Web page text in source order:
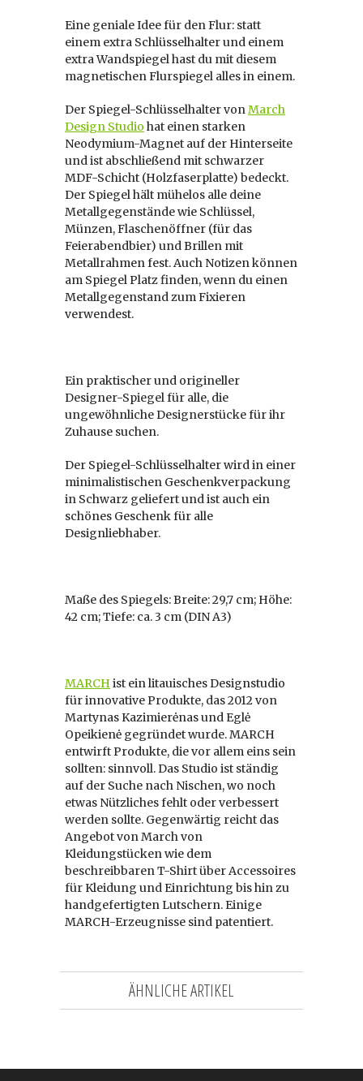
Eine geniale Idee für den Flur: statt
einem extra Schlüsselhalter und einem
extra Wandspiegel hast du mit diesem
magnetischen Flurspiegel alles in einem.
Der Spiegel-Schlüsselhalter vonMarch
Design Studio hat einen starken
Neodymium-Magnet auf der Hinterseite
und ist abschließend mit schwarzer
MDF-Schicht (Holzfaserplatte) bedeckt.
Der Spiegel hält mühelos alle deine
Metallgegenstände wie Schlüssel,
Münzen, Flaschenöffner (für das
Feierabendbier) und Brillen mit
Metallrahmen fest. Auch Notizen können
am Spiegel Platz finden, wenn du einen
Metallgegenstand zum Fixieren
verwendest.
Ein praktischer und origineller
Designer-Spiegel für alle, die
ungewöhnliche Designerstücke für ihr
Zuhause suchen.
Der Spiegel-Schlüsselhalter wird in einer
minimalistischen Geschenkverpackung
in Schwarz geliefert und ist auch ein
schönes Geschenk für alle
Designliebhaber.
Maße des Spiegels:Breite: 29,7 cm; Höhe:
42 cm; Tiefe: ca. 3 cm (DIN A3)
MARCH ist ein litauisches Designstudio
für innovative Produkte, das 2012 von
Martynas Kazimierėnas und Eglė
Opeikienė gegründet wurde. MARCH
entwirft Produkte, die vor allem eins sein
sollten: sinnvoll. Das Studio ist ständig
auf der Suche nach Nischen, wo noch
etwas Nützliches fehlt oder verbessert
werden sollte. Gegenwärtig reicht das
Angebot von March von
Kleidungstücken wie dem
beschreibbaren T-Shirt über Accessoires
für Kleidung und Einrichtung bis hin zu
handgefertigten Lutschern. Einige
MARCH-Erzeugnisse sind patentiert.
ÄHNLICHE ARTIKEL